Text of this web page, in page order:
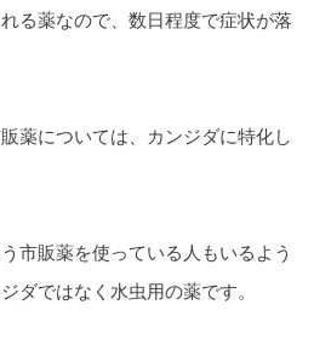
る薬なので、数日程度で症状が落
薬については、カンジダに特化し
市販薬を使っている人もいるよう
ダではなく水虫用の薬です。